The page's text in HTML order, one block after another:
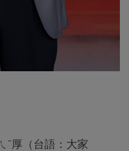
ˉ厚（台語：大家